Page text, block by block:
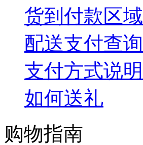
货到付款区域
配送支付查询
支付方式说明
如何送礼
购物指南